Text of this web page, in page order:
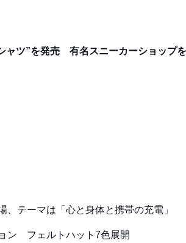
ャツ”を発売 有名スニーカーショップ
テーマは「心と身体と携帯の充電」
ン フェルトハット7色展開